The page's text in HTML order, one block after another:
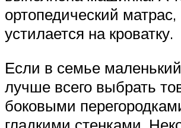
ортопедический
устилается на кроватку.
Если в семье
лучше всего выбрать
боковыми